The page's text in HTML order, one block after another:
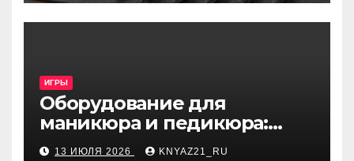
ИГРЫ
Оборудование для
маникюра и педикюра:
виды и критерии выбора
13 ИЮЛЯ 2026 KNYAZ21_RU